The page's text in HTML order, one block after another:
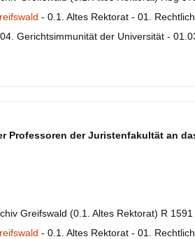
- 0.1. Altes Rektorat - 01.
Gerichtsimmunität der Universität -
Professoren der Juristenfakultät an
Greifswald (0.1. Altes Rektorat) R 1591
- 0.1. Altes Rektorat - 01.